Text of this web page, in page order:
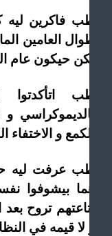
فاكرين ليه كنا
حيكون عام
اتأكدتوا
و لا
و الاختفاء
عرفت ليه حرقان
بيشوفوا
تروح بعد
لا قيمه في النظام